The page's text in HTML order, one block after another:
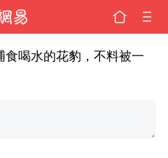
喝水的花豹，不料被一